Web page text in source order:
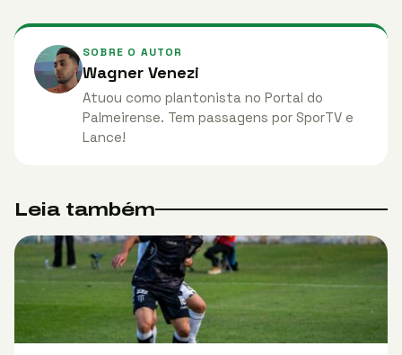
SOBRE O AUTOR
Wagner Venezi
Atuou como plantonista no Portal do
Palmeirense. Tem passagens por SporTV e
Lance!
Leia também